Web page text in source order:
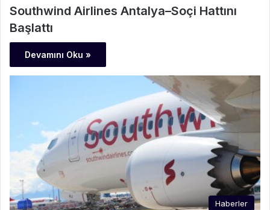
Southwind Airlines Antalya–Soçi Hattını
Başlattı
Devamını Oku »
Haberler